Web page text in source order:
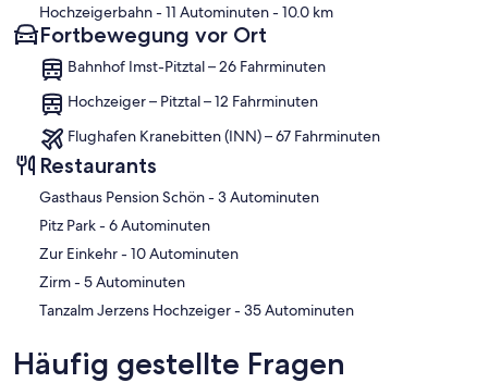
Hochzeigerbahn- 11 Autominuten- 10.0 km
Fortbewegung vor Ort
Bahnhof Imst-Pitztal – 26 Fahrminuten
Hochzeiger – Pitztal – 12 Fahrminuten
Flughafen Kranebitten (INN) – 67 Fahrminuten
Restaurants
‪Gasthaus Pension Schön - ‬3 Autominuten
‪Pitz Park - ‬6 Autominuten
‪Zur Einkehr - ‬10 Autominuten
‪Zirm - ‬5 Autominuten
‪Tanzalm Jerzens Hochzeiger - ‬35 Autominuten
Häufig gestellte Fragen